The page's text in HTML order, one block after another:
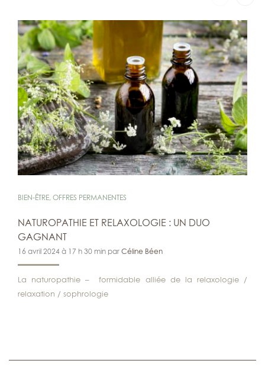
BIEN-ÊTRE, OFFRES PERMANENTES
NATUROPATHIE ET RELAXOLOGIE : UN DUO
GAGNANT
16 avril 2024 à 17 h 30 min par Céline Béen
La naturopathie – formidable alliée de la relaxologie /
relaxation / sophrologie